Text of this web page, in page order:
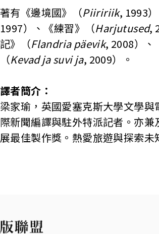
著有《邊境國》（Piiririik, 1993
1997）、《練習》（Harjutused,
記》（Flandria päevik, 2008）、
（Kevad ja suvi ja, 2009）。
譯者簡介：
梁家瑜，英國愛塞克斯大學文學
際新聞編譯與駐外特派記者。亦
展最佳製作獎。熱愛旅遊與探索未